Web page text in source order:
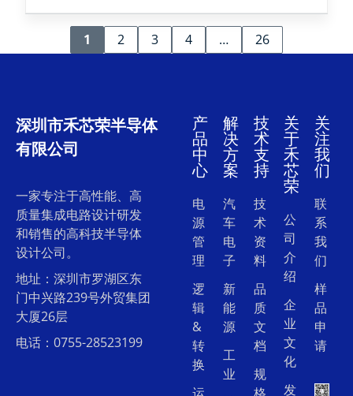
1 2 3 4 … 26
深圳市禾芯荣半导体
有限公司
一家专注于高性能、高
质量集成电路设计研发
和销售的高科技半导体
设计公司。
地址：深圳市罗湖区东
门中兴路239号外贸集团
大厦26层
电话：0755-28523199
产
品
中
心
电
源
管
理
逻
辑
&
转
换
解
决
方
案
汽
车
电
子
新
能
源
工
业
技
术
支
持
技
术
资
料
品
质
文
档
规
关
于
禾
芯
荣
公
司
介
绍
企
业
文
化
发
关
注
我
们
联
系
我
们
样
品
申
请